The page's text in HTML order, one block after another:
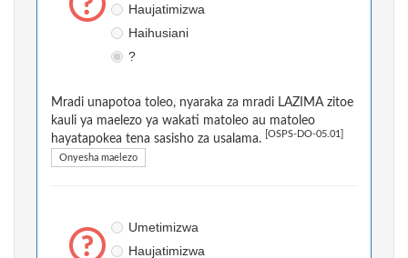
Haujatimizwa
Haihusiani
?
Mradi unapotoa toleo, nyaraka za mradi LAZIMA zitoe
kauli ya maelezo ya wakati matoleo au matoleo
hayatapokea tena sasisho za usalama.
[OSPS-DO-05.01]
Onyesha maelezo
Umetimizwa
Haujatimizwa